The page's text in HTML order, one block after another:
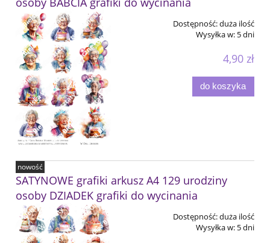
Dostępność:duża ilość
Wysyłka w: 5 dni
4,90 zł
do koszyka
SATYNOWE grafiki arkusz A4 129 urodziny
osoby DZIADEK grafiki do wycinania
Dostępność:duża ilość
Wysyłka w: 5 dni
nowość